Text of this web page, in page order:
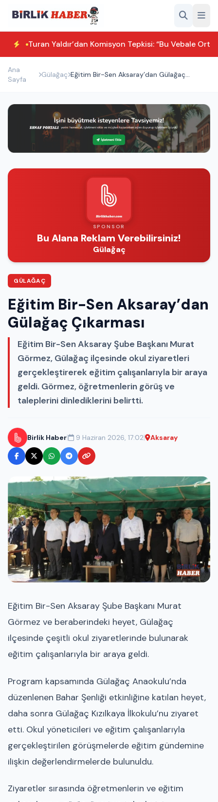
Turan Yaldır’dan Komisyon Tepkisi: “Bu Vebale
Ana
Sayfa
Gülağaç Eğitim Bir-Sen Aksaray’dan Gülağaç
SPONSOR
Bu Alana Reklam Verebilirsiniz!
Gülağaç
GÜLAĞAÇ
Eğitim Bir-Sen Aksaray’dan
Gülağaç Çıkarması
Eğitim Bir-Sen Aksaray Şube Başkanı Murat
Görmez, Gülağaç ilçesinde okul ziyaretleri
gerçekleştirerek eğitim çalışanlarıyla bir araya
geldi. Görmez, öğretmenlerin görüş ve
taleplerini dinlediklerini belirtti.
Birlik Haber| 9 Haziran 2026, 17:02| Aksaray
Eğitim Bir-Sen Aksaray Şube Başkanı Murat
Görmez ve beraberindeki heyet, Gülağaç
ilçesinde çeşitli okul ziyaretlerinde bulunarak
eğitim çalışanlarıyla bir araya geldi.
Program kapsamında Gülağaç Anaokulu’nda
düzenlenen Bahar Şenliği etkinliğine katılan heyet,
daha sonra Gülağaç Kızılkaya İlkokulu’nu ziyaret
etti. Okul yöneticileri ve eğitim çalışanlarıyla
gerçekleştirilen görüşmelerde eğitim gündemine
ilişkin değerlendirmelerde bulunuldu.
Ziyaretler sırasında öğretmenlerin ve eğitim